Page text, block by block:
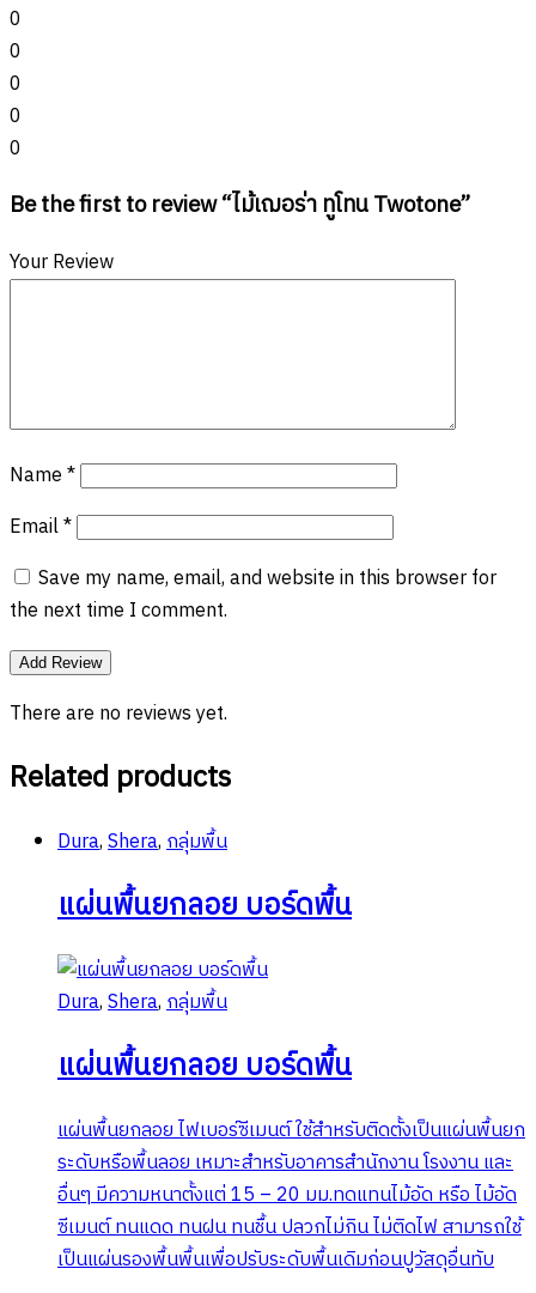
0
0
0
0
0
Be the first to review “ไม้เฌอร่า ทูโทน Twotone”
Your Review
Name*
Email*
Save my name, email, and website in this browser for
the next time I comment.
There are no reviews yet.
Related products
Dura,Shera,กลุ่มพื้น
แผ่นพื้นยกลอย บอร์ดพื้น
Dura,Shera,กลุ่มพื้น
แผ่นพื้นยกลอย บอร์ดพื้น
แผ่นพื้นยกลอย ไฟเบอร์ซีเมนต์ ใช้สำหรับติดตั้งเป็นแผ่นพื้นยก
ระดับหรือพื้นลอย เหมาะสำหรับอาคารสำนักงาน โรงงาน และ
อื่นๆ มีความหนาตั้งแต่ 15 – 20 มม.ทดแทนไม้อัด หรือ ไม้อัด
ซีเมนต์ ทนแดด ทนฝน ทนชื้น ปลวกไม่กิน ไม่ติดไฟ สามารถใช้
เป็นแผ่นรองพื้นพื้นเพื่อปรับระดับพื้นเดิมก่อนปูวัสดุอื่นทับ